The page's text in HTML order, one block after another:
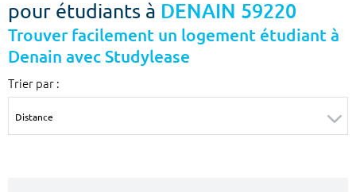
Budget min
€
Budget max
€
Surface min Surface max
pour étudiants à DENAIN 59220
Trouver facilement un logement étudiant à
Denain avec Studylease
Trier par :